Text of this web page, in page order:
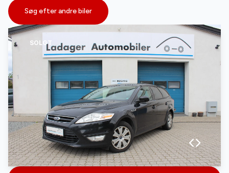
SOLGT
Søg efter andre biler